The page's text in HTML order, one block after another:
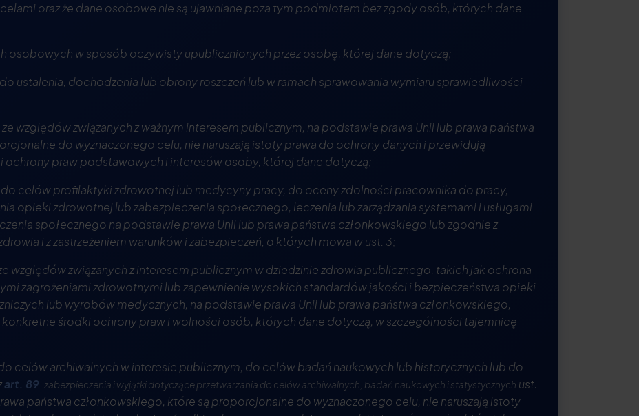
oraz że dane osobowe nie są ujawniane poza tym podmiotem bez zgody osób, których dane
osobowych w sposób oczywisty upublicznionych przez osobę, której dane dotyczą;
ustalenia, dochodzenia lub obrony roszczeń lub w ramach sprawowania wymiaru sprawiedliwości
względów związanych z ważnym interesem publicznym, na podstawie prawa Unii lub prawa państwa
do wyznaczonego celu, nie naruszają istoty prawa do ochrony danych i przewidują
praw podstawowych i interesów osoby, której dane dotyczą;
do celów profilaktyki zdrowotnej lub medycyny pracy, do oceny zdolności pracownika do pracy,
opieki zdrowotnej lub zabezpieczenia społecznego, leczenia lub zarządzania systemami i usługami
społecznego na podstawie prawa Unii lub prawa państwa członkowskiego lub zgodnie z
i z zastrzeżeniem warunków i zabezpieczeń, o których mowa w ust. 3;
względów związanych z interesem publicznym w dziedzinie zdrowia publicznego, takich jak ochrona
zagrożeniami zdrowotnymi lub zapewnienie wysokich standardów jakości i bezpieczeństwa opieki
lub wyrobów medycznych, na podstawie prawa Unii lub prawa państwa członkowskiego,
środki ochrony praw i wolności osób, których dane dotyczą, w szczególności tajemnicę
celów archiwalnych w interesie publicznym, do celów badań naukowych lub historycznych lub do
art. 89 zabezpieczenia i wyjątki dotyczące przetwarzania do celów archiwalnych, badań naukowych i statystycznych ust.
państwa członkowskiego, które są proporcjonalne do wyznaczonego celu, nie naruszają istoty